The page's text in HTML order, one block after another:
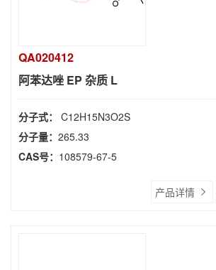
QA020412
阿苯达唑 EP 杂质 L
分子式： C12H15N3O2S
分子量： 265.33
CAS号： 108579-67-5
产品详情